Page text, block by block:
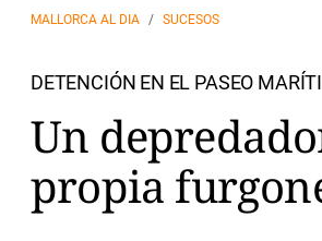
MALLORCA AL DIA SUCESOS
DETENCIÓN EN EL PASEO
Un
propia